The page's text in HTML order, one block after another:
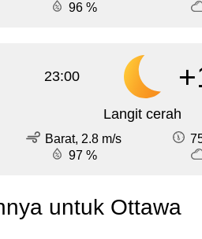
96 %
23:00
Langit cerah
Barat, 2.8 m/s
97 %
untuk Ottawa